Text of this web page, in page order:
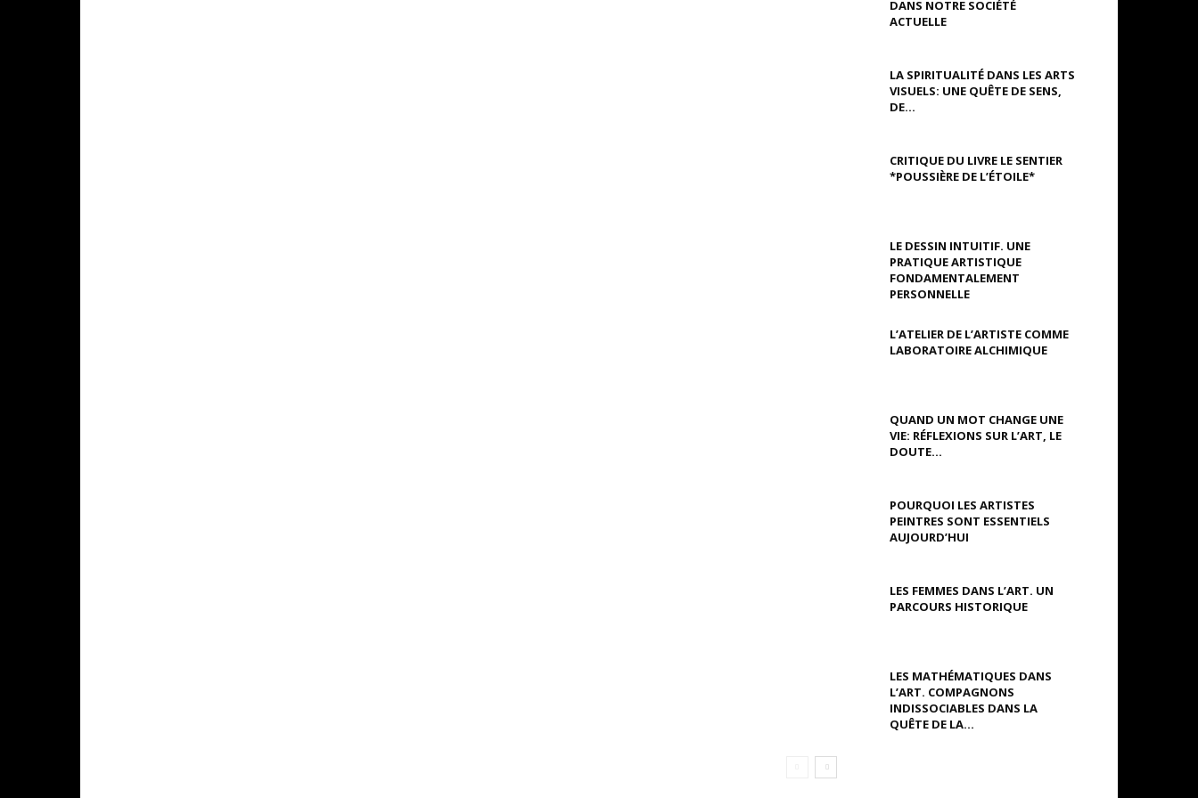
DANS NOTRE SOCIÉTÉ
ACTUELLE
LA SPIRITUALITÉ DANS LES ARTS
VISUELS: UNE QUÊTE DE SENS,
DE...
CRITIQUE DU LIVRE LE SENTIER
*POUSSIÈRE DE L’ÉTOILE*
LE DESSIN INTUITIF. UNE
PRATIQUE ARTISTIQUE
FONDAMENTALEMENT
PERSONNELLE
L’ATELIER DE L’ARTISTE COMME
LABORATOIRE ALCHIMIQUE
QUAND UN MOT CHANGE UNE
VIE: RÉFLEXIONS SUR L’ART, LE
DOUTE...
POURQUOI LES ARTISTES
PEINTRES SONT ESSENTIELS
AUJOURD’HUI
LES FEMMES DANS L’ART. UN
PARCOURS HISTORIQUE
LES MATHÉMATIQUES DANS
L’ART. COMPAGNONS
INDISSOCIABLES DANS LA
QUÊTE DE LA...